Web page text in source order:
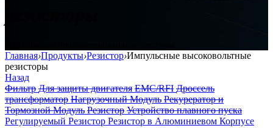
Главная›Продукты›Резистор›Импульсные высоковольтные
резисторы
Назад
Фильтр Для защиты двигателя EMC/RFI Дроссель
трансформатор Нагрузочный Модуль Рекурератор и
Тормозной Модуль Резистор Устройство плавного пуска
Регулируемый Резистор Резистор в Алюминиевом Корпусе